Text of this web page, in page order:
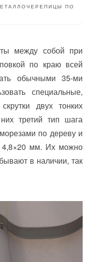
ПО
между собой при
по краю всей
обычными 35-ми
специальные,
двух тонких
третий тип шага
по дереву и
4,8×20 мм. Их можно
в наличии, так